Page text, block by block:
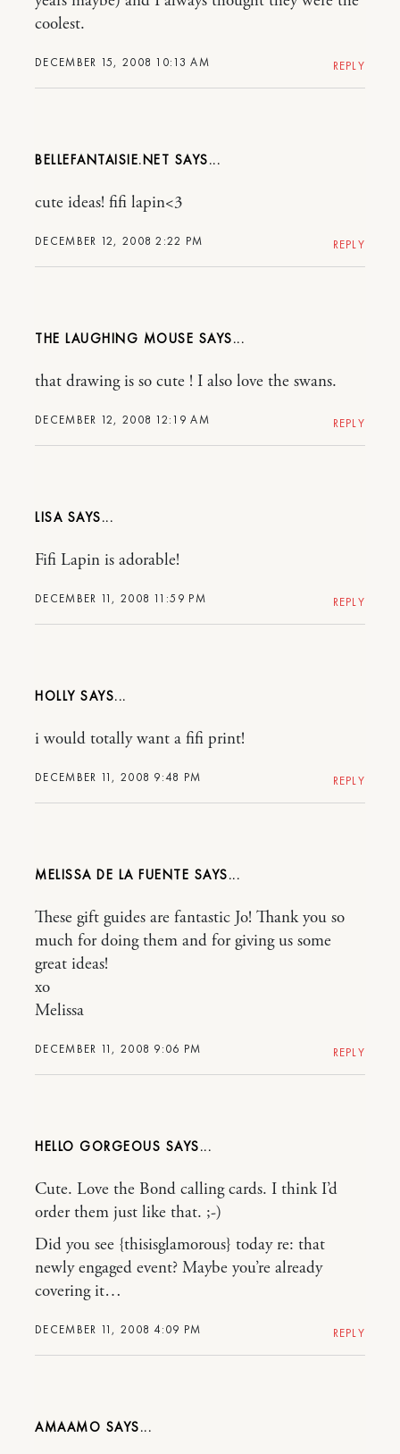
DECEMBER 15, 2008 10:13 AM
coolest.
REPLY
BELLEFANTAISIE.NET
DECEMBER 12, 2008 2:22 PM
cute ideas! fifi lapin<3
REPLY
THE LAUGHING MOUSE
DECEMBER 12, 2008 12:19 AM
that drawing is so cute ! I also love the swans.
REPLY
LISA
DECEMBER 11, 2008 11:59 PM
Fifi Lapin is adorable!
REPLY
HOLLY
DECEMBER 11, 2008 9:48 PM
i would totally want a fifi print!
REPLY
MELISSA DE LA FUENTE
DECEMBER 11, 2008 9:06 PM
These gift guides are fantastic Jo! Thank you so
much for doing them and for giving us some
great ideas!
xo
Melissa
REPLY
HELLO GORGEOUS
DECEMBER 11, 2008 4:09 PM
Cute. Love the Bond calling cards. I think I’d
order them just like that. ;-)
Did you see {thisisglamorous} today re: that
newly engaged event? Maybe you’re already
covering it…
REPLY
AMAAMO